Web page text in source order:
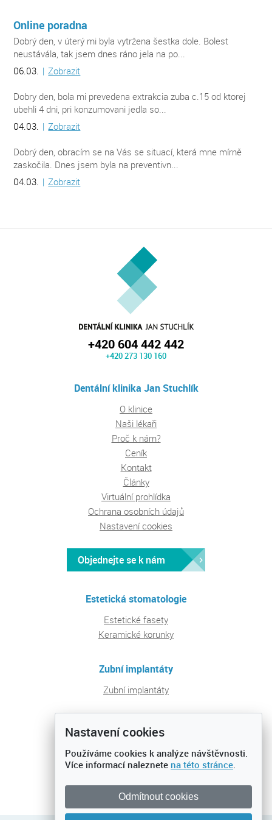
Online poradna
Dobrý den, v úterý mi byla vytržena šestka dole. Bolest
neustávála, tak jsem dnes ráno jela na po...
06.03. | Zobrazit
Dobry den, bola mi prevedena extrakcia zuba c.15 od ktorej
ubehli 4 dni, pri konzumovani jedla so...
04.03. | Zobrazit
Dobrý den, obracím se na Vás se situací, která mne mírně
zaskočila. Dnes jsem byla na preventivn...
04.03. | Zobrazit
+420 604 442 442
+420 273 130 160
Dentální klinika Jan Stuchlík
O klinice
Naši lékaři
Proč k nám?
Ceník
Kontakt
Články
Virtuální prohlídka
Ochrana osobních údajů
Nastavení cookies
Objednejte se k nám
Estetická stomatologie
Estetické fasety
Keramické korunky
Zubní implantáty
Zubní implantáty
Pravidelná péče a prevence
Preventivní prohlídky
Nastavení cookies
Používáme cookies k analýze návštěvnosti.
Více informací naleznete na této stránce.
Odmítnout cookies